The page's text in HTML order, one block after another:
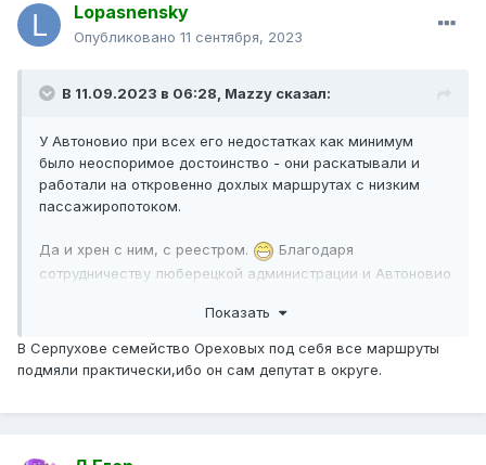
Lopasnensky
Опубликовано 11 сентября, 2023
В 11.09.2023 в 06:28, Mazzy сказал:
У Автоновио при всех его недостатках как минимум
было неоспоримое достоинство - они раскатывали и
работали на откровенно дохлых маршрутах с низким
пассажиропотоком.
Да и хрен с ним, с реестром.
Благодаря
сотрудничеству люберецкой администрации и Автоновио
теперь ещё Егорово пытаются раскатать до метро. Есть
Они катались по нашему 29, пока в 2011 году м5 не
Показать
В Серпухове семейство Ореховых под себя все маршруты
подмяли практически,ибо он сам депутат в округе.